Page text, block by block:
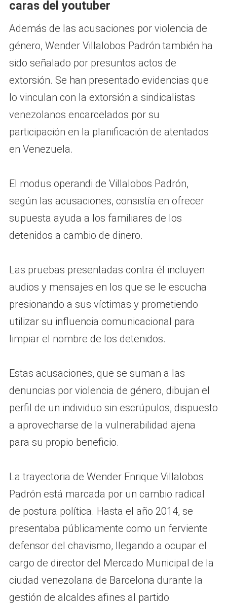
caras del youtuber
Además de las acusaciones por violencia de
género, Wender Villalobos Padrón también ha
sido señalado por presuntos actos de
extorsión. Se han presentado evidencias que
lo vinculan con la extorsión a sindicalistas
venezolanos encarcelados por su
participación en la planificación de atentados
en Venezuela.
El modus operandi de Villalobos Padrón,
según las acusaciones, consistía en ofrecer
supuesta ayuda a los familiares de los
detenidos a cambio de dinero.
Las pruebas presentadas contra él incluyen
audios y mensajes en los que se le escucha
presionando a sus víctimas y prometiendo
utilizar su influencia comunicacional para
limpiar el nombre de los detenidos.
Estas acusaciones, que se suman a las
denuncias por violencia de género, dibujan el
perfil de un individuo sin escrúpulos, dispuesto
a aprovecharse de la vulnerabilidad ajena
para su propio beneficio.
La trayectoria de Wender Enrique Villalobos
Padrón está marcada por un cambio radical
de postura política. Hasta el año 2014, se
presentaba públicamente como un ferviente
defensor del chavismo, llegando a ocupar el
cargo de director del Mercado Municipal de la
ciudad venezolana de Barcelona durante la
gestión de alcaldes afines al partido